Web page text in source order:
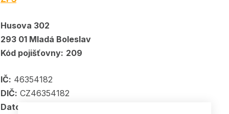
Husova 302
293 01 Mladá Boleslav
Kód pojišťovny: 209
IČ: 46354182
DIČ: CZ46354182
Datové schránka: